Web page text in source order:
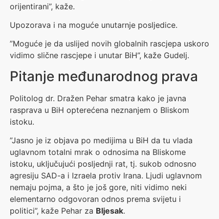
orijentirani”, kaže.
Upozorava i na moguće unutarnje posljedice.
”Moguće je da uslijed novih globalnih rascjepa uskoro
vidimo slične rascjepe i unutar BiH”, kaže Gudelj.
Pitanje međunarodnog prava
Politolog dr. Dražen Pehar smatra kako je javna
rasprava u BiH opterećena neznanjem o Bliskom
istoku.
”Jasno je iz objava po medijima u BiH da tu vlada
uglavnom totalni mrak o odnosima na Bliskome
istoku, uključujući posljednji rat, tj. sukob odnosno
agresiju SAD-a i Izraela protiv Irana. Ljudi uglavnom
nemaju pojma, a što je još gore, niti vidimo neki
elementarno odgovoran odnos prema svijetu i
politici”, kaže Pehar za Bljesak.